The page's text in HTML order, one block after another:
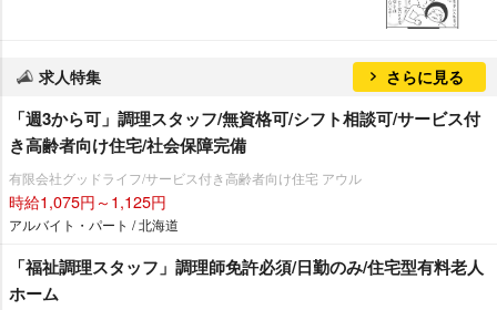
求人特集 さらに見る
「週3から可」調理スタッフ/無資格可/シフト相談可/サービス付
き高齢者向け住宅/社会保障完備
有限会社グッドライフ/サービス付き高齢者向け住宅 アウル
時給1,075円～1,125円
アルバイト・パート / 北海道
「福祉調理スタッフ」調理師免許必須/日勤のみ/住宅型有料老人
ホーム